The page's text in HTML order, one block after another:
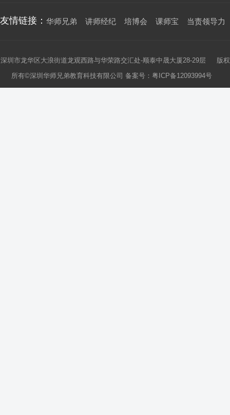
友情链接： 华师兄弟 讲师经纪 培博会 课师宝 当责领导力
深圳市龙华区大浪街道龙观西路与华荣路交汇处-顺泰中晟大厦28-29层 版权
所有©深圳华师兄弟教育科技有限公司 备案号： 粤ICP备12093994号